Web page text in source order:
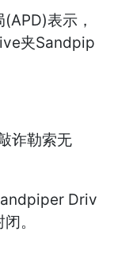
表示，
夹Sandpip
诈勒索无
Driv
。